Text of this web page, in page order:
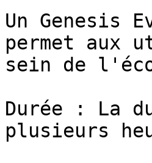
Un Genesis
permet aux
sein de
Durée : La
plusieurs